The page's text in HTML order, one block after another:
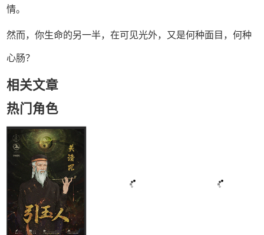
情。
然而，你生命的另一半，在可见光外，又是何种面目，何种
心肠？
相关文章
热门角色